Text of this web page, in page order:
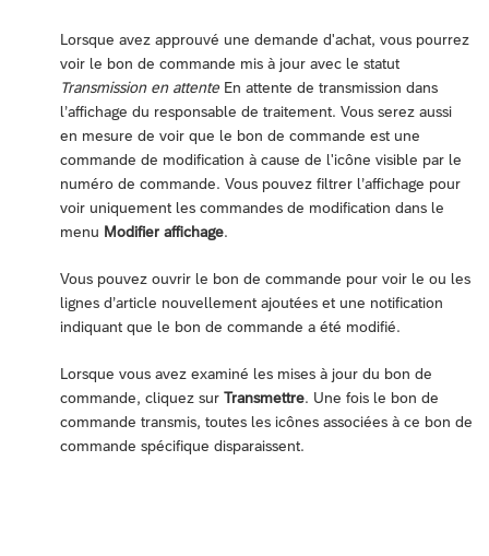
Lorsque avez approuvé une demande d'achat, vous pourrez
voir le bon de commande mis à jour avec le statut
Transmission en attente En attente de transmission dans
l’affichage du responsable de traitement. Vous serez aussi
en mesure de voir que le bon de commande est une
commande de modification à cause de l'icône visible par le
numéro de commande. Vous pouvez filtrer l’affichage pour
voir uniquement les commandes de modification dans le
menu Modifier affichage.
Vous pouvez ouvrir le bon de commande pour voir le ou les
lignes d’article nouvellement ajoutées et une notification
indiquant que le bon de commande a été modifié.
Lorsque vous avez examiné les mises à jour du bon de
commande, cliquez sur Transmettre. Une fois le bon de
commande transmis, toutes les icônes associées à ce bon de
commande spécifique disparaissent.